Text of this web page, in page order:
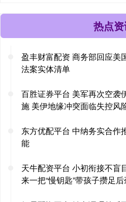
热点
盈丰财富配资 商务部回应美
法案实体清单
百胜证券平台 美军再次空袭
施 美伊地缘冲突面临失控风
东方优配平台 中纳务实合作
能
天牛配资平台 小初衔接不盲
来一把“慢钥匙”带孩子攒足后